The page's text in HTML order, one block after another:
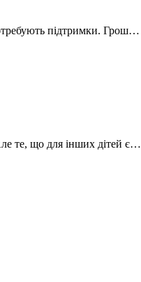
підтримки. Грош…
те, що для інших дітей є…